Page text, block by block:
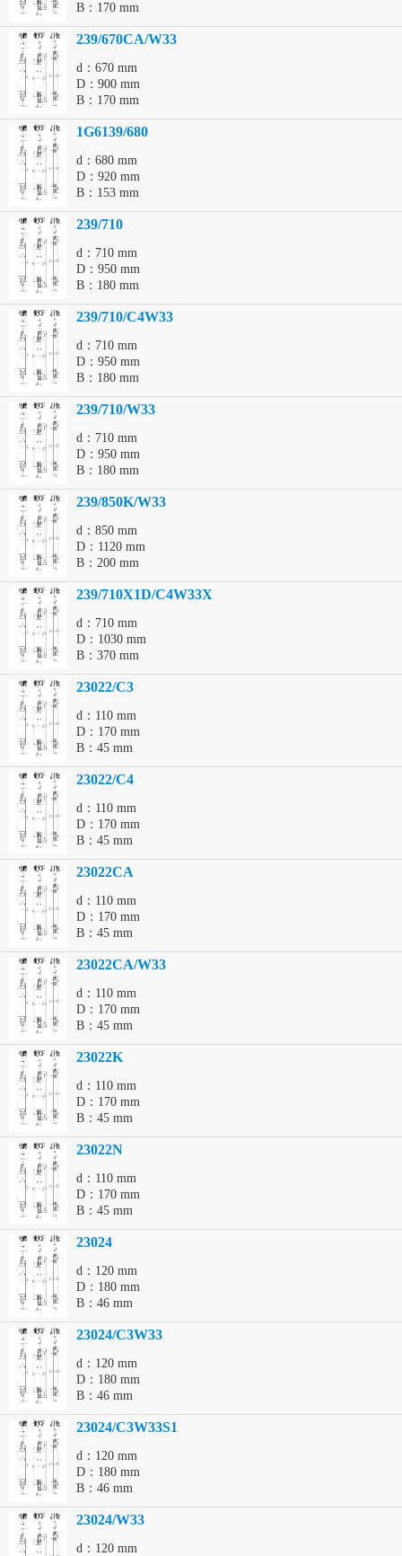
B：170 mm
239/670CA/W33
d：670 mm
D：900 mm
B：170 mm
1G6139/680
d：680 mm
D：920 mm
B：153 mm
239/710
d：710 mm
D：950 mm
B：180 mm
239/710/C4W33
d：710 mm
D：950 mm
B：180 mm
239/710/W33
d：710 mm
D：950 mm
B：180 mm
239/850K/W33
d：850 mm
D：1120 mm
B：200 mm
239/710X1D/C4W33X
d：710 mm
D：1030 mm
B：370 mm
23022/C3
d：110 mm
D：170 mm
B：45 mm
23022/C4
d：110 mm
D：170 mm
B：45 mm
23022CA
d：110 mm
D：170 mm
B：45 mm
23022CA/W33
d：110 mm
D：170 mm
B：45 mm
23022K
d：110 mm
D：170 mm
B：45 mm
23022N
d：110 mm
D：170 mm
B：45 mm
23024
d：120 mm
D：180 mm
B：46 mm
23024/C3W33
d：120 mm
D：180 mm
B：46 mm
23024/C3W33S1
d：120 mm
D：180 mm
B：46 mm
23024/W33
d：120 mm